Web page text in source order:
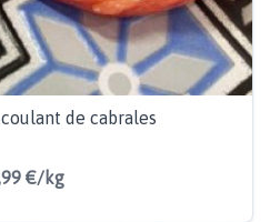
de cabrales
€/kg